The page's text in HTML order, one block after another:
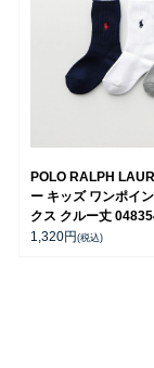
POLO RALPH
ー キッズ ワンポイ
クス クルー丈
1,320円 (税込)